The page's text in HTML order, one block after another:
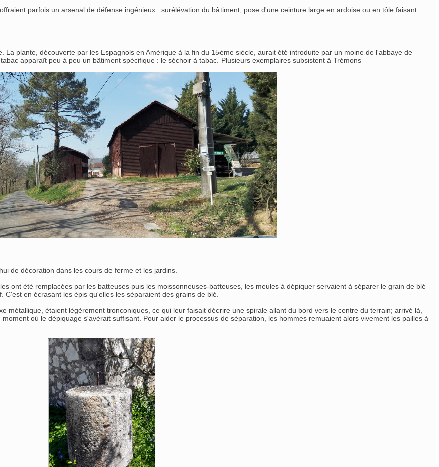
parfois un arsenal de défense ingénieux : surélévation du bâtiment, pose d'une ceinture large en ardoise ou en tôle faisant
plante, découverte par les Espagnols en Amérique à la fin du 15ème siècle, aurait été introduite par un moine de l'abbaye de
apparaît peu à peu un bâtiment spécifique : le séchoir à tabac. Plusieurs exemplaires subsistent à Trémons
de décoration dans les cours de ferme et les jardins.
ont été remplacées par les batteuses puis les moissonneuses-batteuses, les meules à dépiquer servaient à séparer le grain de blé
en écrasant les épis qu'elles les séparaient des grains de blé.
métallique, étaient légèrement tronconiques, ce qui leur faisait décrire une spirale allant du bord vers le centre du terrain; arrivé là,
où le dépiquage s'avérait suffisant. Pour aider le processus de séparation, les hommes remuaient alors vivement les pailles à